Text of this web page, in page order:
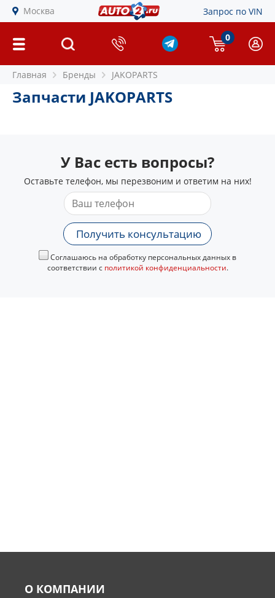
Москва Запрос по VIN
0
Главная Бренды JAKOPARTS
Запчасти JAKOPARTS
У Вас есть вопросы?
Оставьте телефон, мы перезвоним и ответим на них!
Получить консультацию
Соглашаюсь на обработку персональных данных в
соответствии с политикой конфиденциальности.
О КОМПАНИИ